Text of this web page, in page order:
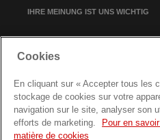
IHRE MEINUNG IST UNS WICHTIG
NEWSLETTER-ANMELDUNG
Cookies
En cliquant sur « Accepter tous les
stockage de cookies sur votre
navigation sur le site, analyser son
efforts de marketing.
Pour en
matière de cookies